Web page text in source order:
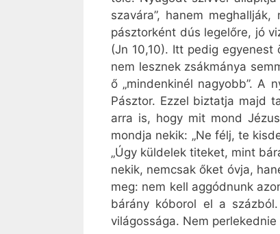
szavára”, hanem
pásztorként dús legelőre, jó
(Jn 10,10). Itt pedig
nem lesznek zsákmánya
ő „mindenkinél nagyobb”. A
Pásztor. Ezzel biztatja majd
arra is, hogy mit mond
mondja nekik: „Ne félj, te
„Úgy küldelek titeket, mint
nekik, nemcsak őket óvja,
meg: nem kell aggódnunk
bárány kóborol el a
világossága. Nem